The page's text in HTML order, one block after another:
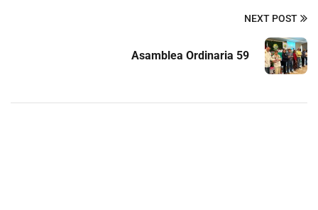
NEXT POST
Asamblea Ordinaria 59